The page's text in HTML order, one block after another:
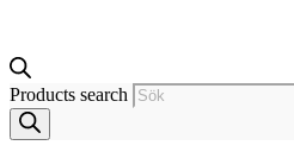
Products search